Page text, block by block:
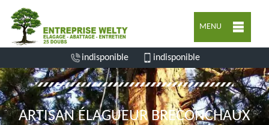
MENU
indisponible indisponible
ARTISAN ÉLAGUEUR BRECONCHAUX